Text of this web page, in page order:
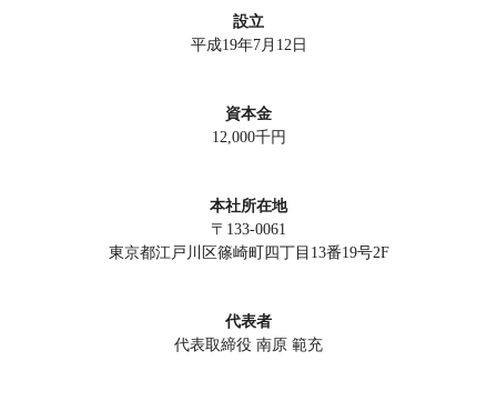
設立
平成19年7月12日
資本金
12,000千円
本社所在地
〒133-0061
東京都江戸川区篠崎町四丁目13番19号2F
代表者
代表取締役 南原 範充